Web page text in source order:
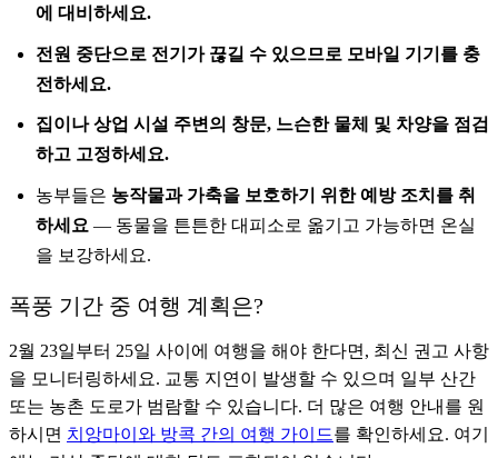
에 대비하세요.
전원 중단으로 전기가 끊길 수 있으므로 모바일 기기를 충
전하세요.
집이나 상업 시설 주변의 창문, 느슨한 물체 및 차양을 점검
하고 고정하세요.
농부들은 농작물과 가축을 보호하기 위한 예방 조치를 취
하세요 — 동물을 튼튼한 대피소로 옮기고 가능하면 온실
을 보강하세요.
폭풍 기간 중 여행 계획은?
2월 23일부터 25일 사이에 여행을 해야 한다면, 최신 권고 사항
을 모니터링하세요. 교통 지연이 발생할 수 있으며 일부 산간
또는 농촌 도로가 범람할 수 있습니다. 더 많은 여행 안내를 원
하시면 치앙마이와 방콕 간의 여행 가이드를 확인하세요. 여기